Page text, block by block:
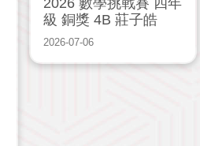
級 銅獎 4B 莊子皓
2026-07-06